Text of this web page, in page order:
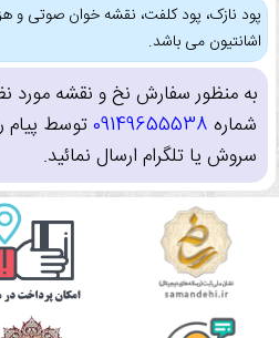
پود نازک، پود کلفت، نقشه خوان صوتی و
اشانتیون می باشد.
به منظور سفارش نخ و نقشه مورد
شماره 09149655538توسط پیام
سروش یا تلگرام ارسال نمائید.